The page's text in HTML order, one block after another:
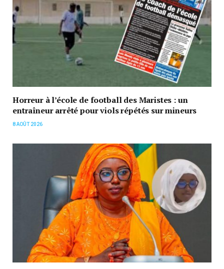
Horreur à l’école de football des Maristes : un
entraîneur arrêté pour viols répétés sur mineurs
8 AOÛT 2026